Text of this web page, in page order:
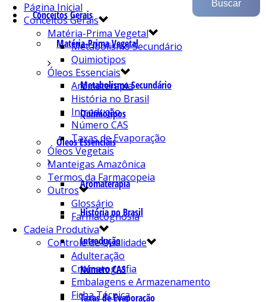
Conceitos Gerais
Matéria-Prima Vegetal
Metabolismo Secundário
Quimiotipos
Óleos Essenciais
Aromaterapia
História no Brasil
Introdução
Número CAS
Taxas de Evaporação
Página Inicial
Conceitos Gerais
Matéria-Prima Vegetal
Metabolismo Secundário
Quimiotipos
Óleos Essenciais
Aromaterapia
História no Brasil
Introdução
Número CAS
Taxas de Evaporação
Óleos Vegetais
Manteigas Amazônica
Termos da Farmacopeia
Outros
Glossário
Farmacognosia
Cadeia Produtiva
Controle de Qualidade
Adulteração
Cromatografia
Embalagens e Armazenamento
Ficha Técnica